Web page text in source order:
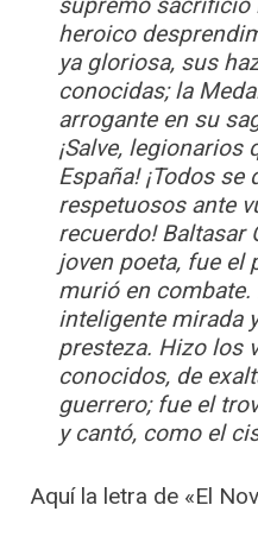
supremo sacrificio
heroico
ya gloriosa, sus
conocidas; la
arrogante en su
¡Salve, legionarios
España! ¡Todos se
respetuosos ante
recuerdo! Baltasar
joven poeta, fue el
murió en combate.
inteligente mirada
presteza. Hizo los
conocidos, de
guerrero; fue el
y cantó, como el
Aquí la letra de «El